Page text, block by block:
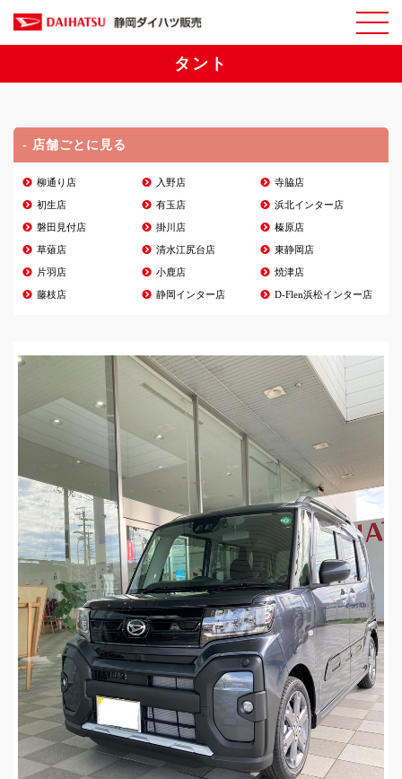
タント
- 店舗ごとに見る
柳通り店 入野店 寺脇店
初生店 有玉店 浜北インター店
磐田見付店 掛川店 榛原店
草薙店 清水江尻台店 東静岡店
片羽店 小鹿店 焼津店
藤枝店 静岡インター店 D-Flen浜松インター店